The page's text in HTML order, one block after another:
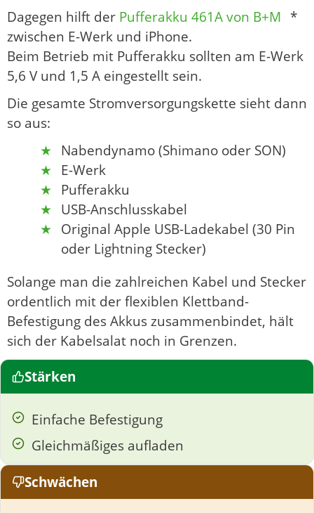
Dagegen hilft der Pufferakku 461A von B+M *
zwischen E-Werk und iPhone.
Beim Betrieb mit Pufferakku sollten am E-Werk
5,6 V und 1,5 A eingestellt sein.
Die gesamte Stromversorgungskette sieht dann
so aus:
Nabendynamo (Shimano oder SON)
E-Werk
Pufferakku
USB-Anschlusskabel
Original Apple USB-Ladekabel (30 Pin
oder Lightning Stecker)
Solange man die zahlreichen Kabel und Stecker
ordentlich mit der flexiblen Klettband-
Befestigung des Akkus zusammenbindet, hält
sich der Kabelsalat noch in Grenzen.
Stärken
Einfache Befestigung
Gleichmäßiges aufladen
Schwächen